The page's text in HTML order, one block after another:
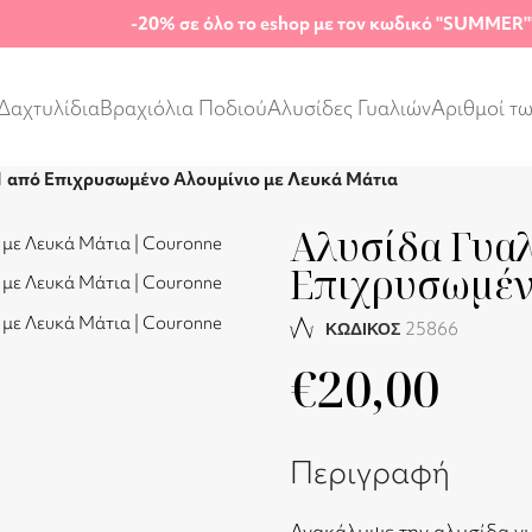
-20% σε όλο το eshop με τον κωδικό "SUMMER"
Βραχιόλια ΠοδιούΑλυσίδες ΓυαλιώνΑριθμοί
από Επιχρυσωμένο Αλουμίνιο με Λευκά Μάτια
Αλυσίδα
ΚΩΔΙΚΟΣ 25866
€20,00
Περιγραφή